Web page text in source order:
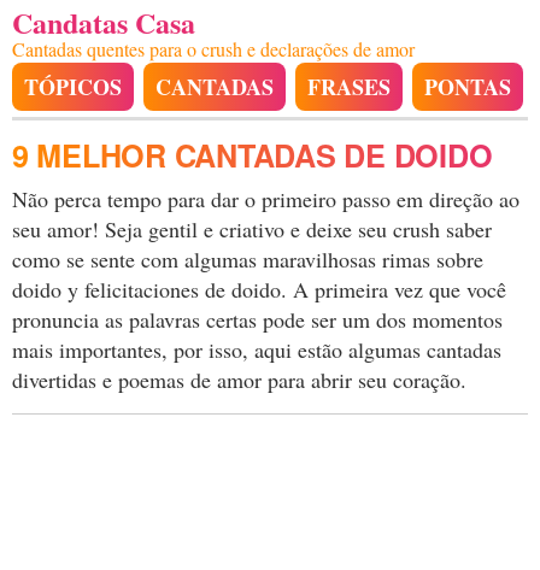
Candatas Casa
Cantadas quentes para o crush e declarações de amor
TÓPICOS CANTADAS FRASES PONTAS
9 MELHOR CANTADAS DE DOIDO
Não perca tempo para dar o primeiro passo em direção ao
seu amor! Seja gentil e criativo e deixe seu crush saber
como se sente com algumas maravilhosas rimas sobre
doido y felicitaciones de doido. A primeira vez que você
pronuncia as palavras certas pode ser um dos momentos
mais importantes, por isso, aqui estão algumas cantadas
divertidas e poemas de amor para abrir seu coração.